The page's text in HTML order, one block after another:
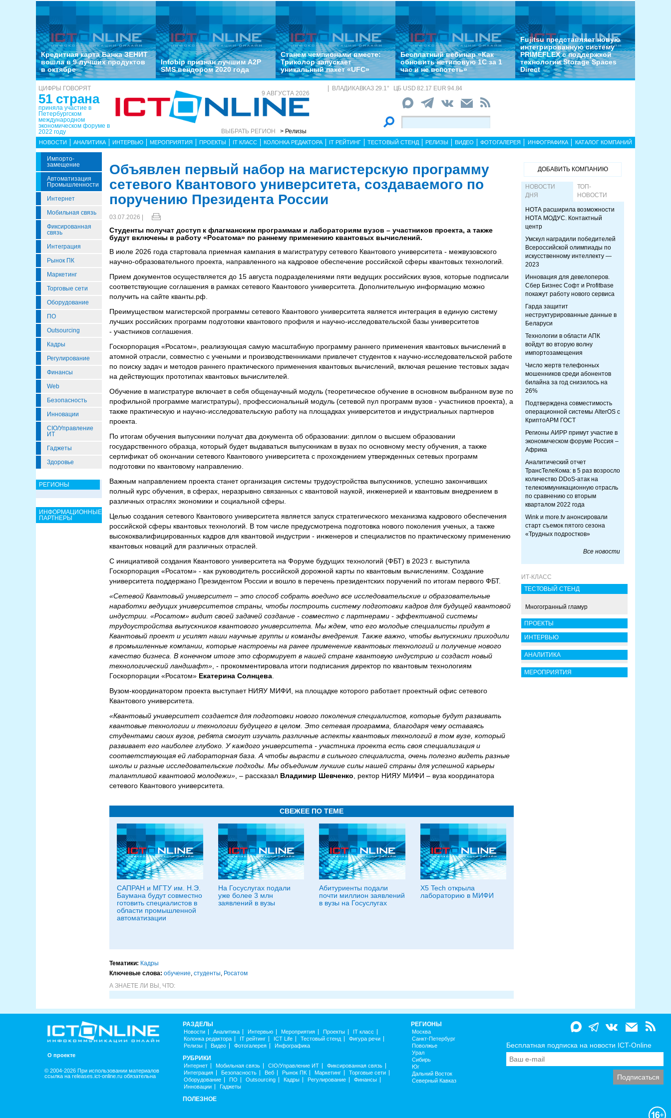
Кредитная карта Банка ЗЕНИТ
вошла в 9 лучших продуктов
в октябре
Infobip признан лучшим A2P
SMS вендором 2020 года
Станем чемпионами вместе:
Триколор запускает
уникальный пакет «UFC»
Бесплатный вебинар «Как
обновить нетиповую 1С за 1
час и не вспотеть»
Fujitsu представляет новую
интегрированную систему
PRIMEFLEX с поддержкой
технологии Storage Spaces
Direct
ЦИФРЫ ГОВОРЯТ
51 страна
приняла участие в
Петербургском
международном
экономическом форуме в
2022 году
9 АВГУСТА 2026
ВЫБРАТЬ РЕГИОН > Релизы
ВЛАДИКАВКАЗ 29.1° ЦБ USD 82.17 EUR 94.84
НОВОСТИ АНАЛИТИКА ИНТЕРВЬЮ МЕРОПРИЯТИЯ ПРОЕКТЫ IT КЛАСС КОЛОНКА РЕДАКТОРА IT РЕЙТИНГ ТЕСТОВЫЙ СТЕНД РЕЛИЗЫ ВИДЕО ФОТОГАЛЕРЕЯ ИНФОГРАФИКА КАТАЛОГ КОМПАНИЙ
Импорто­
Замещение
Автоматизация
Промышленности
Интернет
Мобильная связь
Фиксированная
связь
Интеграция
Рынок ПК
Маркетинг
Торговые сети
Оборудование
ПО
Outsourcing
Кадры
Регулирование
Финансы
Web
Безопасность
Инновации
CIO/Управление
ИТ
Гаджеты
Здоровье
РЕГИОНЫ
ИНФОРМАЦИОННЫЕ
ПАРТНЕРЫ
Объявлен первый набор на магистерскую программу
сетевого Квантового университета, создаваемого по
поручению Президента России
03.07.2026 |
Студенты получат доступ к флагманским программам и лабораториям вузов – участников проекта, а также
будут включены в работу «Росатома» по раннему применению квантовых вычислений.
В июле 2026 года стартовала приемная кампания в магистратуру сетевого Квантового университета - межвузовского
научно-образовательного проекта, направленного на кадровое обеспечение российской сферы квантовых технологий.
Прием документов осуществляется до 15 августа подразделениями пяти ведущих российских вузов, которые подписали
соответствующие соглашения в рамках сетевого Квантового университета. Дополнительную информацию можно
получить на сайте кванты.рф.
Преимуществом магистерской программы сетевого Квантового университета является интеграция в единую систему
лучших российских программ подготовки квантового профиля и научно-исследовательской базы университетов
- участников соглашения.
Госкорпорация «Росатом», реализующая самую масштабную программу раннего применения квантовых вычислений в
атомной отрасли, совместно с учеными и производственниками привлечет студентов к научно-исследовательской работе
по поиску задач и методов раннего практического применения квантовых вычислений, включая решение тестовых задач
на действующих прототипах квантовых вычислителей.
Обучение в магистратуре включает в себя общенаучный модуль (теоретическое обучение в основном выбранном вузе по
профильной программе магистратуры), профессиональный модуль (сетевой пул программ вузов - участников проекта), а
также практическую и научно-исследовательскую работу на площадках университетов и индустриальных партнеров
проекта.
По итогам обучения выпускники получат два документа об образовании: диплом о высшем образовании
государственного образца, который будет выдаваться выпускникам в вузах по основному месту обучения, а также
сертификат об окончании сетевого Квантового университета с прохождением утвержденных сетевых программ
подготовки по квантовому направлению.
Важным направлением проекта станет организация системы трудоустройства выпускников, успешно закончивших
полный курс обучения, в сферах, неразрывно связанных с квантовой наукой, инженерией и квантовым внедрением в
различных отраслях экономики и социальной сферы.
Целью создания сетевого Квантового университета является запуск стратегического механизма кадрового обеспечения
российской сферы квантовых технологий. В том числе предусмотрена подготовка нового поколения ученых, а также
высококвалифицированных кадров для квантовой индустрии - инженеров и специалистов по практическому применению
квантовых новаций для различных отраслей.
С инициативой создания Квантового университета на Форуме будущих технологий (ФБТ) в 2023 г. выступила
Госкорпорация «Росатом» - как руководитель российской дорожной карты по квантовым вычислениям. Создание
университета поддержано Президентом России и вошло в перечень президентских поручений по итогам первого ФБТ.
«Сетевой Квантовый университет – это способ собрать воедино все исследовательские и образовательные
наработки ведущих университетов страны, чтобы построить систему подготовки кадров для будущей квантовой
индустрии. «Росатом» видит своей задачей создание - совместно с партнерами - эффективной системы
трудоустройства выпускников квантового университета. Мы ждем, что его молодые специалисты придут в
Квантовый проект и усилят наши научные группы и команды внедрения. Также важно, чтобы выпускники приходили
в промышленные компании, которые настроены на ранее применение квантовых технологий и получение нового
качество бизнеса. В конечном итоге это сформирует в нашей стране квантовую индустрию и создаст новый
технологический ландшафт» , - прокомментировала итоги подписания директор по квантовым технологиям
Госкорпорации «Росатом» Екатерина Солнцева
Вузом-координатором проекта выступает НИЯУ МИФИ, на площадке которого работает проектный офис сетевого
Квантового университета.
«Квантовый университет создается для подготовки нового поколения специалистов, которые будут развивать
квантовые технологии и технологии будущего в целом. Это сетевая программа, благодаря чему оставаясь
студентами своих вузов, ребята смогут изучать различные аспекты квантовых технологий в том вузе, который
развивает его наиболее глубоко. У каждого университета - участника проекта есть своя специализация и
соответствующая ей лабораторная база. А чтобы вырасти в сильного специалиста, очень полезно видеть разные
школы и разные исследовательские подходы. Мы объединим лучшие силы нашей страны для успешной карьеры
талантливой квантовой молодежи» , – рассказал Владимир Шевченко , ректор НИЯУ МИФИ – вуза координатора
сетевого Квантового университета.
СВЕЖЕЕ ПО ТЕМЕ
САПРАН и МГТУ им. Н.Э.
Баумана будут совместно
готовить специалистов в
области промышленной
автоматизации
На Госуслугах подали
уже более 3 млн
заявлений в вузы
Абитуриенты подали
почти миллион заявлений
в вузы на Госуслугах
X5 Tech открыла
лабораторию в МИФИ
Тематики: Кадры
Ключевые слова: обучение, студенты, Росатом
А ЗНАЕТЕ ЛИ ВЫ, ЧТО:
ДОБАВИТЬ КОМПАНИЮ
НОВОСТИ
ДНЯ
ТОП-
НОВОСТИ
НОТА расширила возможности
НОТА МОДУС. Контактный
центр
Умскул наградили победителей
Всероссийской олимпиады по
искусственному интеллекту —
2023
Инновация для девелоперов.
Сбер Бизнес Софт и Profitbase
покажут работу нового сервиса
Гарда защитит
неструктурированные данные в
Беларуси
Технологии в области АПК
войдут во вторую волну
импортозамещения
Число жертв телефонных
мошенников среди абонентов
билайна за год снизилось на
26%
Подтверждена совместимость
операционной системы AlterOS с
КриптоАРМ ГОСТ
Регионы АИРР примут участие в
экономическом форуме Россия –
Африка
Аналитический отчет
ТрансТелеКома: в 5 раз возросло
количество DDoS-атак на
телекоммуникационную отрасль
по сравнению со вторым
кварталом 2022 года
Wink и more.tv анонсировали
старт съемок пятого сезона
«Трудных подростков»
Все новости
ИТ-КЛАСС
ТЕСТОВЫЙ СТЕНД
Многогранный гламур
ПРОЕКТЫ
ИНТЕРВЬЮ
АНАЛИТИКА
МЕРОПРИЯТИЯ
О проекте
© 2004-2026 При использовании материалов
ссылка на releases.ict-online.ru обязательна
РАЗДЕЛЫ
Новости Аналитика Интервью Мероприятия Проекты
IT класс
Колонка редактора
IT рейтинг ICT Life Тестовый стенд
Фигура речи
Релизы
Видео Фотогалерея Инфографика
РУБРИКИ
Интернет Мобильная связь CIO/Управление ИТ
Фиксированная связь
Интеграция
Безопасность Веб Рынок ПК Маркетинг
Торговые сети
Оборудование
ПО Outsourcing Кадры Регулирование
Финансы
Инновации
Гаджеты
ПОЛЕЗНОЕ
РЕГИОНЫ
Москва
Санкт-Петербург
Поволжье
Урал
Сибирь
Юг
Дальний Восток
Северный Кавказ
Бесплатная подписка на новости ICT-Online